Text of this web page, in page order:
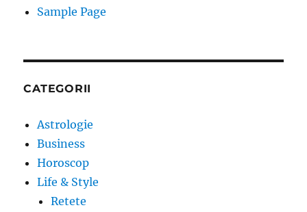
Sample Page
CATEGORII
Astrologie
Business
Horoscop
Life & Style
Retete